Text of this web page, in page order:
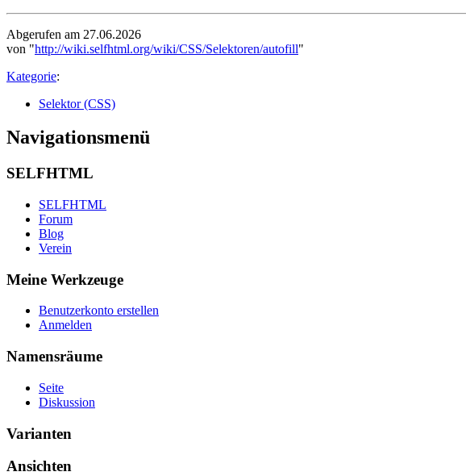
Abgerufen am 27.06.2026
von "http://wiki.selfhtml.org/wiki/CSS/Selektoren/autofill"
Kategorie:
Selektor (CSS)
Navigationsmenü
SELFHTML
SELFHTML
Forum
Blog
Verein
Meine Werkzeuge
Benutzerkonto erstellen
Anmelden
Namensräume
Seite
Diskussion
Varianten
Ansichten